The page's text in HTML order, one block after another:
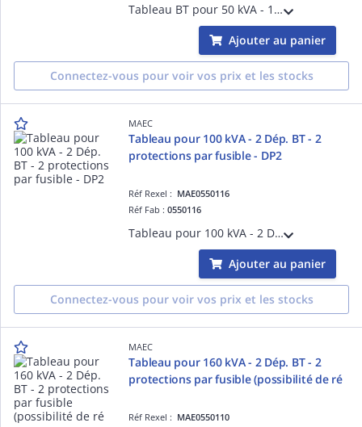
Tableau BT pour 50 kVA - 1 Dép. BT - 1 protection par fusible - SP1 - nomenclature Enedis : 6982132
Ajouter au panier
Connectez-vous pour voir vos prix et les stocks
MAEC
Tableau pour 100 kVA - 2 Dép. BT - 2
protections par fusible - DP2
Réf Rexel : MAE0550116
Réf Fab :0550116
Tableau pour 100 kVA - 2 Dép. BT - 2 protections par fusible - DP2 - nomenclature Enedis : 6982136
Ajouter au panier
Connectez-vous pour voir vos prix et les stocks
MAEC
Tableau pour 160 kVA - 2 Dép. BT - 2
protections par fusible (possibilité de ré
Réf Rexel : MAE0550110